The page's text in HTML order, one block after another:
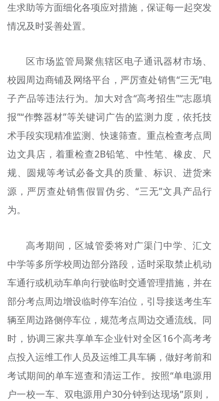
生求助等方面细化各项应对措施，保证每一起突发
情况及时妥善处置。
区市场监管局聚焦辖区电子通讯器材市场、
校园周边商铺及网络平台，严厉查处销售“三无”电
子产品等违法行为。加大对含“高考招生”“志愿填
报”“作弊器材”等关键词广告的监测力度，依托技
术手段实现精准监测、快速筛查。重点检查考点周
边文具店，着重检查2B铅笔、中性笔、橡皮、尺
规、圆规等考试必备文具的质量、标识、进货来
源，严厉查处销售假冒伪劣、“三无”文具产品行
为。
高考期间，区城管委将对广渠门中学、汇文
中学等多所学校周边部分路段，适时采取禁止机动
车通行或机动车单向行驶临时交通管理措施，并在
部分考点周边增设临时停车泊位，引导接送考生车
辆至周边路侧停车位，规范考点周边交通流线。同
时，协调三家共享单车企业针对全区16个高考考
点投入运维工作人员及运维工具车辆，做好考前和
考试期间的单车巡查和清运工作。按照“单电源用
户一校一车、双电源用户30分钟到达现场”原则，